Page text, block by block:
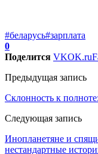
#беларусь#зарплата
0
Поделится VKOK.ru
Предыдущая запись
Склонность к
Следующая запись
Инопланетяне и
нестандартные